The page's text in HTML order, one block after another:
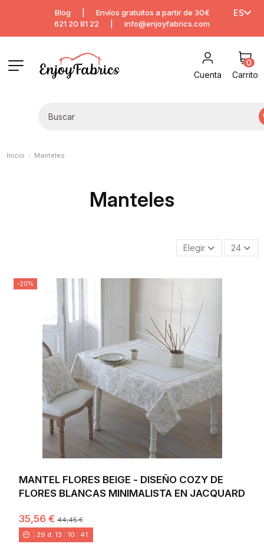
Blog
Envíos gratuitos a partir de 30€
621 20 81 22
info@enjoyfabrics.com
ES
Cuenta
0
Carrito
Inicio Manteles
Manteles
Elegir 24
-20%
MANTEL FLORES BEIGE - DISEÑO COZY DE
FLORES BLANCAS MINIMALISTA EN JACQUARD
35,56 €44,45 €
29 d. 13 : 10 : 40